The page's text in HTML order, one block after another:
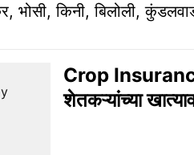
भोसी, किनी, बिलोली,
Crop
शेतकऱ्यांच्या